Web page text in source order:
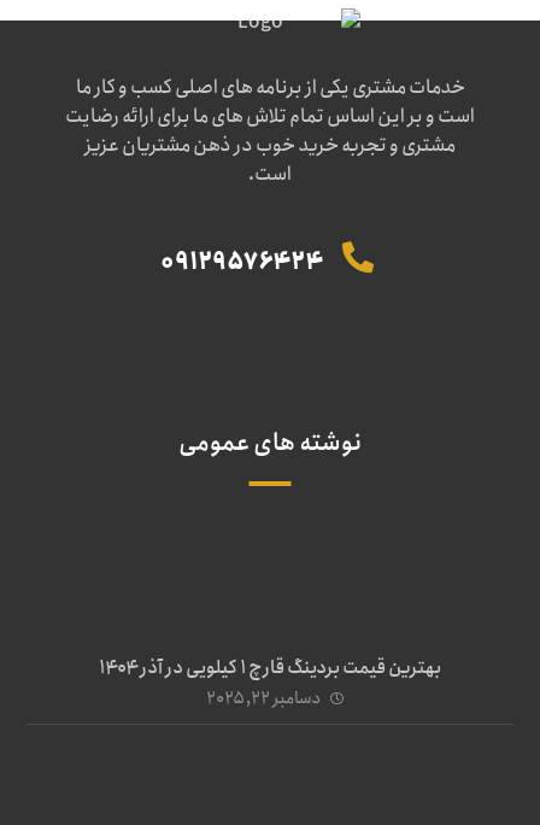
خدمات مشتری یکی از برنامه های اصلی کسب و کار ما
است و بر این اساس تمام تلاش های ما برای ارائه رضایت
مشتری و تجربه خرید خوب در ذهن مشتریان عزیز
است.
09129576424
نوشته های عمومی
بهترین قیمت بردینگ قارچ 1 کیلویی در آذر ۱۴۰۴
دسامبر ۲۲, ۲۰۲۵